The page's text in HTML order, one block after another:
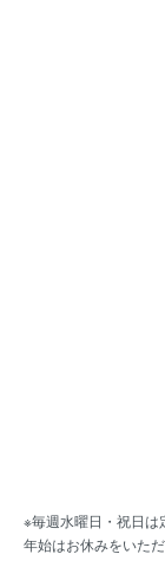
※毎週水曜日・祝日は
年始はお休みをいただ